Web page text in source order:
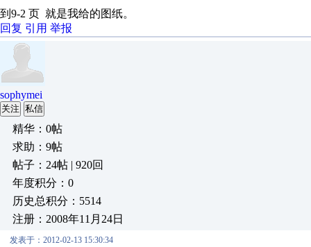
到9-2 页 就是我给的图纸。
回复 引用 举报
sophymei
关注 私信
精华：0帖
求助：9帖
帖子：24帖 | 920回
年度积分：0
历史总积分：5514
注册：2008年11月24日
发表于：2012-02-13 15:30:34